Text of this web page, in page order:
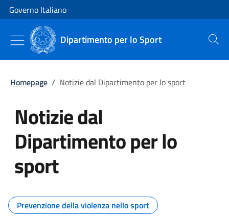
Vai al contenuto
Vai alla navigazione del sito
Governo Italiano
Dipartimento per lo Sport Cerca
Homepage / Notizie dal Dipartimento per lo sport
Notizie dal
Dipartimento per lo
sport
Tutti i contenuti della pagina
Prevenzione della violenza nello sport